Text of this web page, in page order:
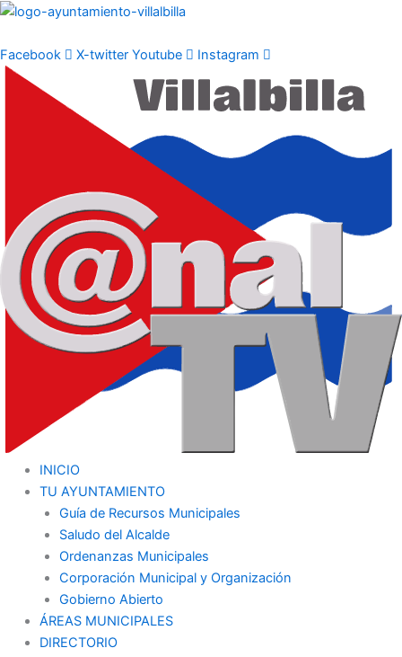
Ir
contenido
Facebook X-twitter Youtube Instagram
INICIO
TU AYUNTAMIENTO
Guía de Recursos Municipales
Saludo del Alcalde
Ordenanzas Municipales
Corporación Municipal y Organización
Gobierno Abierto
ÁREAS MUNICIPALES
DIRECTORIO